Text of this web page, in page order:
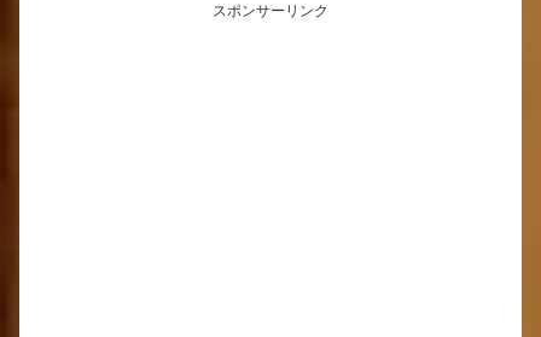
スポンサーリンク